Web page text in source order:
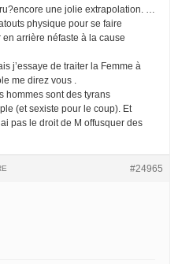
une jolie extrapolation. …
physique pour se faire
en arrière néfaste à la cause
j’essaye de traiter la Femme à
me direz vous .
hommes sont des tyrans
(et sexiste pour le coup). Et
pas le droit de M offusquer des
#24965